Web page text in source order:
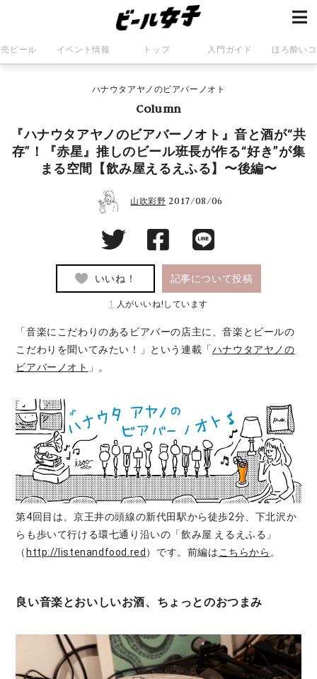
ビール イベント情報 トップ 入門ガイド ほろ酔い
ハナウタアヤノのビアバーノオト
Column
『ハナウタアヤノのビアバーノオト』音と酒が“共
存”！『赤星』推しのビール班長が作る“好き”が集
まる空間【飲み屋えるえふる】〜後編〜
山吹彩野 2017/08/06
いいね！ 記事について投稿
1 人がいいね!しています
「音楽にこだわりのあるビアバーの店主に、音楽とビールの
こだわりを聞いてみたい！」という連載「ハナウタアヤノの
ビアバーノオト 」。
第4回目は、京王井の頭線の新代田駅から徒歩2分、下北沢か
らも歩いて行ける環七通り沿いの「飲み屋 えるえふる」
（http://listenandfood.red）です。前編は こちらから 。
良い音楽とおいしいお酒、ちょっとのおつまみ